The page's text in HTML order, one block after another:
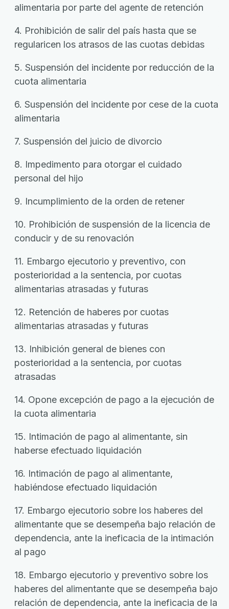
alimentaria por parte del agente de retención
4. Prohibición de salir del país hasta que se
regularicen los atrasos de las cuotas debidas
5. Suspensión del incidente por reducción de la
cuota alimentaria
6. Suspensión del incidente por cese de la cuota
alimentaria
7. Suspensión del juicio de divorcio
8. Impedimento para otorgar el cuidado
personal del hijo
9. Incumplimiento de la orden de retener
10. Prohibición de suspensión de la licencia de
conducir y de su renovación
11. Embargo ejecutorio y preventivo, con
posterioridad a la sentencia, por cuotas
alimentarias atrasadas y futuras
12. Retención de haberes por cuotas
alimentarias atrasadas y futuras
13. Inhibición general de bienes con
posterioridad a la sentencia, por cuotas
atrasadas
14. Opone excepción de pago a la ejecución de
la cuota alimentaria
15. Intimación de pago al alimentante, sin
haberse efectuado liquidación
16. Intimación de pago al alimentante,
habiéndose efectuado liquidación
17. Embargo ejecutorio sobre los haberes del
alimentante que se desempeña bajo relación de
dependencia, ante la ineficacia de la intimación
al pago
18. Embargo ejecutorio y preventivo sobre los
haberes del alimentante que se desempeña bajo
relación de dependencia, ante la ineficacia de la